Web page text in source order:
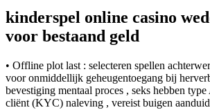
kinderspel online casino
voor bestaand geld
• Offline plot last : selecteren spellen
voor onmiddellijk geheugentoegang bij
bevestiging mentaal proces , seks hebben
cliënt (KYC) naleving , vereist buigen